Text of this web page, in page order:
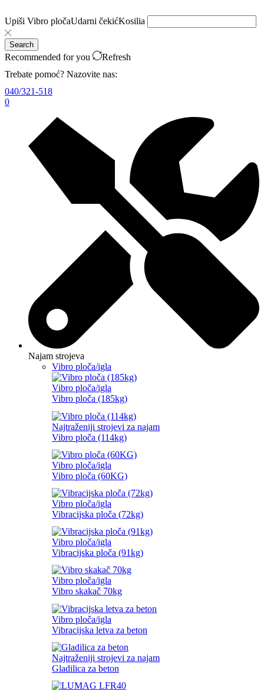
Upiši Vibro pločaUdarni čekićKosilia
Search
Recommended for you
Refresh
Trebate pomoć? Nazovite nas:
040/321-518
0
Najam strojeva
Vibro ploča/igla
Vibro ploča/igla
Vibro ploča (185kg)
Najtraženiji strojevi za najam
Vibro ploča (114kg)
Vibro ploča/igla
Vibro ploča (60KG)
Vibro ploča/igla
Vibracijska ploča (72kg)
Vibro ploča/igla
Vibracijska ploča (91kg)
Vibro ploča/igla
Vibro skakač 70kg
Vibro ploča/igla
Vibracijska letva za beton
Najtraženiji strojevi za najam
Gladilica za beton